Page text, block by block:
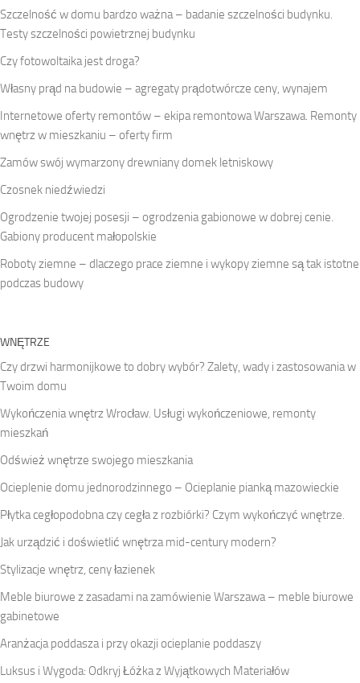
Szczelność w domu bardzo ważna – badanie szczelności budynku.
Testy szczelności powietrznej budynku
Czy fotowoltaika jest droga?
Własny prąd na budowie – agregaty prądotwórcze ceny, wynajem
Internetowe oferty remontów – ekipa remontowa Warszawa. Remonty
wnętrz w mieszkaniu – oferty firm
Zamów swój wymarzony drewniany domek letniskowy
Czosnek niedźwiedzi
Ogrodzenie twojej posesji – ogrodzenia gabionowe w dobrej cenie.
Gabiony producent małopolskie
Roboty ziemne – dlaczego prace ziemne i wykopy ziemne są tak istotne
podczas budowy
WNĘTRZE
Czy drzwi harmonijkowe to dobry wybór? Zalety, wady i zastosowania w
Twoim domu
Wykończenia wnętrz Wrocław. Usługi wykończeniowe, remonty
mieszkań
Odśwież wnętrze swojego mieszkania
Ocieplenie domu jednorodzinnego – Ocieplanie pianką mazowieckie
Płytka cegłopodobna czy cegła z rozbiórki? Czym wykończyć wnętrze.
Jak urządzić i doświetlić wnętrza mid-century modern?
Stylizacje wnętrz, ceny łazienek
Meble biurowe z zasadami na zamówienie Warszawa – meble biurowe
gabinetowe
Aranżacja poddasza i przy okazji ocieplanie poddaszy
Luksus i Wygoda: Odkryj Łóżka z Wyjątkowych Materiałów